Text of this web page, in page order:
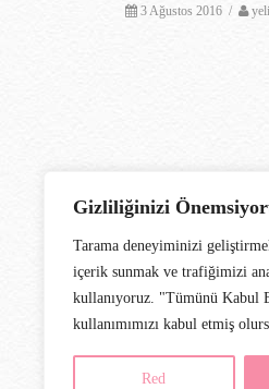
Gizliliğinizi
Tarama deneyiminizi
içerik sunmak ve trafiğimizi
kullanıyoruz. "Tümünü Kabul
kullanımımızı kabul etmiş
Red
3 Ağustos 2016 /